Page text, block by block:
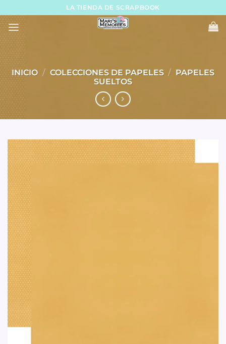
to
content
LA TIENDA DE SCRAPBOOK
INICIO / COLECCIONES DE PAPELES / PAPELES
SUELTOS